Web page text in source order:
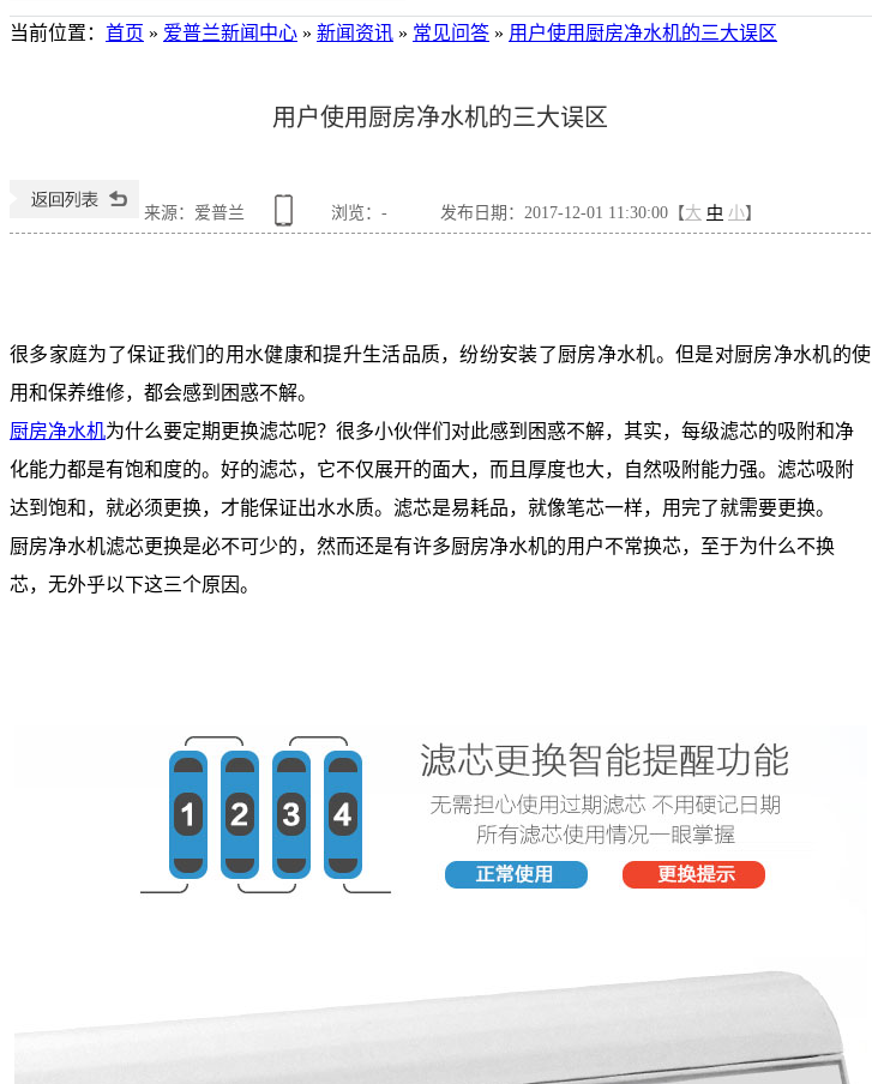
热门关键词： 空气净化器 商用净水机 台式组合净水机
当前位置 ： 首页 » 爱普兰新闻中心 » 新闻资讯 » 常见问答 » 用户使用厨房净水机的三大误区
用户使用厨房净水机的三大误区
来源：爱普兰 浏览： - 发布日期：2017-12-01 11:30:00【大 中 小】
很多家庭为了保证我们的用水健康和提升生活品质，纷纷安装了厨房净水机。但是对厨房净水机的使
用和保养维修，都会感到困惑不解。
厨房净水机为什么要定期更换滤芯呢？很多小伙伴们对此感到困惑不解，其实，每级滤芯的吸附和净
化能力都是有饱和度的。好的滤芯，它不仅展开的面大，而且厚度也大，自然吸附能力强。滤芯吸附
达到饱和，就必须更换，才能保证出水水质。滤芯是易耗品，就像笔芯一样，用完了就需要更换。
厨房净水机滤芯更换是必不可少的，然而还是有许多厨房净水机的用户不常换芯，至于为什么不换
芯，无外乎以下这三个原因。